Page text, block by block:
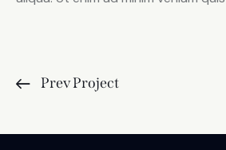
Prev Project